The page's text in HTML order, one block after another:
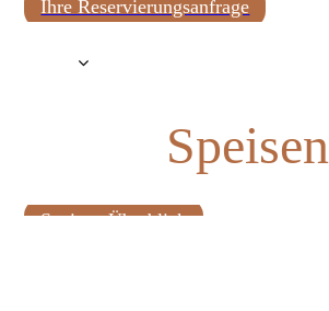
Ihre Reservierungsanfrage
Speisen
Speisen-Überblick